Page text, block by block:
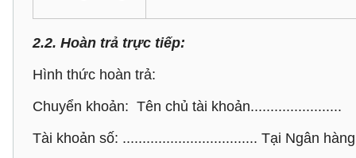
2.2. Hoàn trả trực tiếp:
Hình thức hoàn trả:
Chuyển khoản: Tên chủ tài khoản.......................
Tài khoản số: .................................. Tại Ngân